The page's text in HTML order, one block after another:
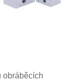
obráběcích